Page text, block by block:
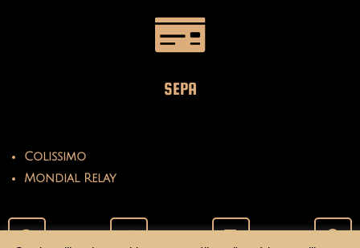
SEPA
Colissimo
Mondial Relay